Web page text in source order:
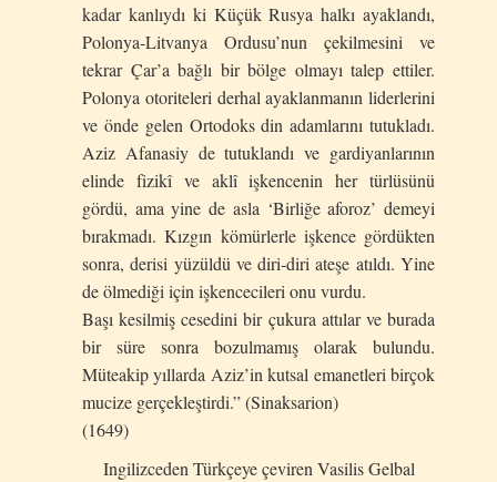
kadar kanlıydı ki Küçük Rusya halkı ayaklandı,
Polonya-Litvanya Ordusu’nun çekilmesini ve
tekrar Çar’a bağlı bir bölge olmayı talep ettiler.
Polonya otoriteleri derhal ayaklanmanın liderlerini
ve önde gelen Ortodoks din adamlarını tutukladı.
Aziz Afanasiy de tutuklandı ve gardiyanlarının
elinde fizikî ve aklî işkencenin her türlüsünü
gördü, ama yine de asla ‘Birliğe aforoz’ demeyi
bırakmadı. Kızgın kömürlerle işkence gördükten
sonra, derisi yüzüldü ve diri-diri ateşe atıldı. Yine
de ölmediği için işkencecileri onu vurdu.
Başı kesilmiş cesedini bir çukura attılar ve burada
bir süre sonra bozulmamış olarak bulundu.
Müteakip yıllarda Aziz’in kutsal emanetleri birçok
mucize gerçekleştirdi.” (Sinaksarion)
(1649)
Ingilizceden Türkçeye çeviren Vasilis Gelbal